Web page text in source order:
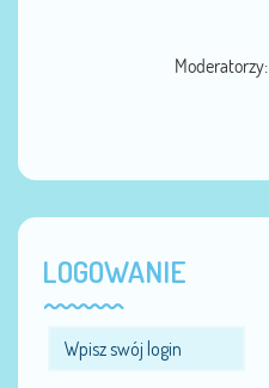
Moderatorzy:
LOGOWANIE